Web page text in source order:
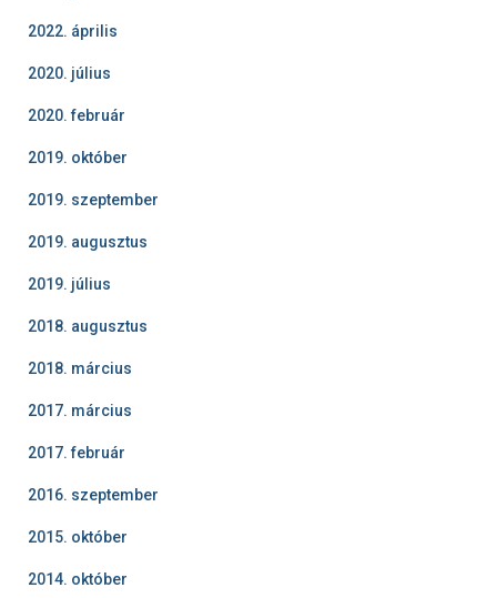
2022. április
2020. július
2020. február
2019. október
2019. szeptember
2019. augusztus
2019. július
2018. augusztus
2018. március
2017. március
2017. február
2016. szeptember
2015. október
2014. október